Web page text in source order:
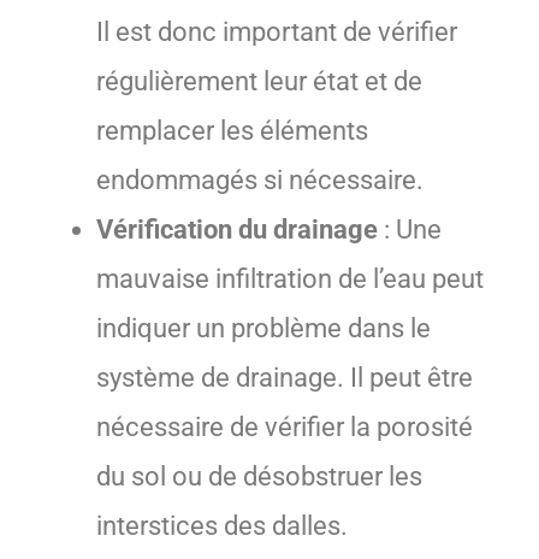
Il est donc important de vérifier
régulièrement leur état et de
remplacer les éléments
endommagés si nécessaire.
Vérification du drainage : Une
mauvaise infiltration de l’eau peut
indiquer un problème dans le
système de drainage. Il peut être
nécessaire de vérifier la porosité
du sol ou de désobstruer les
interstices des dalles.